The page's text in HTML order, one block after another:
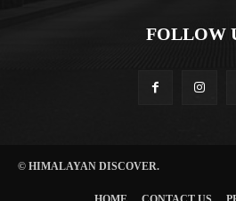
FOLLOW
© HIMALAYAN DISCOVER.